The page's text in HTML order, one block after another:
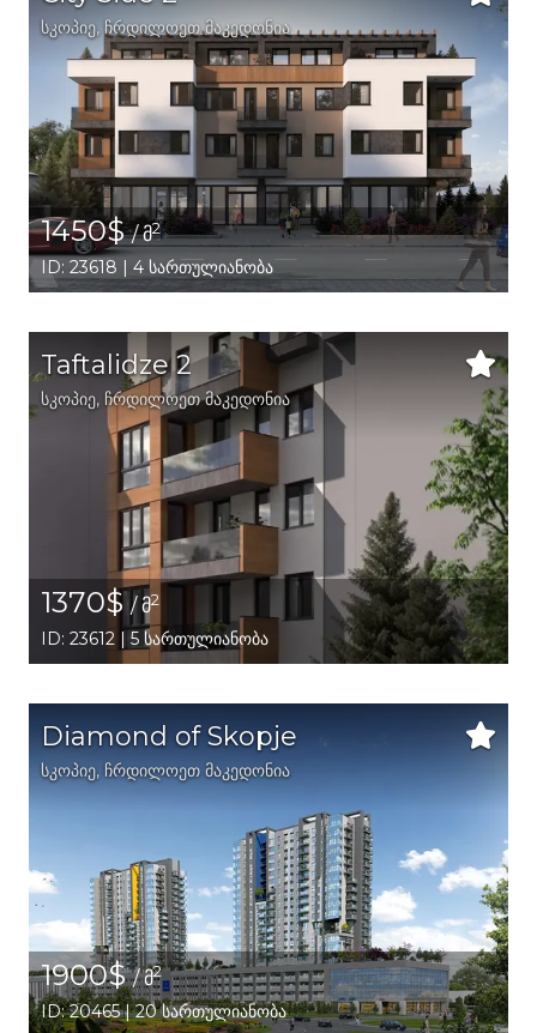
სკოპიე, ჩრდილოეთ მაკედონია
1450$/ მ2
ID: 23618 | 4 სართულიანობა
Taftalidze 2
სკოპიე, ჩრდილოეთ მაკედონია
1370$/ მ2
ID: 23612 | 5 სართულიანობა
Diamond of Skopje
სკოპიე, ჩრდილოეთ მაკედონია
1900$/ მ2
ID: 20465 | 20 სართულიანობა